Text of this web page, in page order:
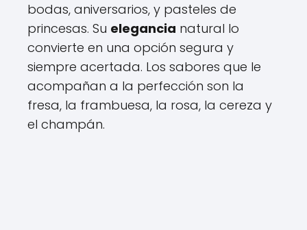
bodas, aniversarios, y pasteles de
princesas. Su elegancia natural lo
convierte en una opción segura y
siempre acertada. Los sabores que le
acompañan a la perfección son la
fresa, la frambuesa, la rosa, la cereza y
el champán.